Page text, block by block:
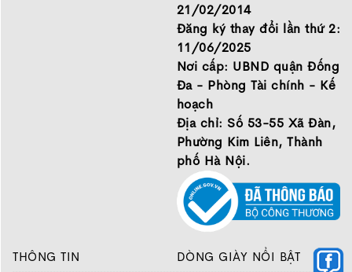
21/02/2014
Đăng ký thay đổi lần thứ 2:
11/06/2025
Nơi cấp: UBND quận Đống
Đa - Phòng Tài chính - Kế
hoạch
Địa chỉ: Số 53-55 Xã Đàn,
Phường Kim Liên, Thành
phố Hà Nội.
THÔNG TIN DÒNG GIÀY NỔI BẬT